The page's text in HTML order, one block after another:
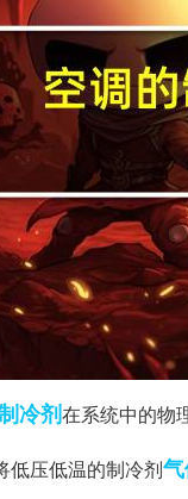
冷剂在系统中的物
低压低温的制冷剂